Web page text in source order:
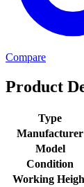
Compare
Product
Type
Manufacturer
Model
Condition
Working